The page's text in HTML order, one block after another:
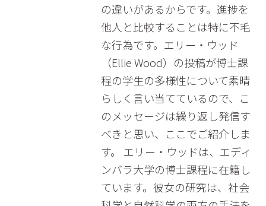
の違いがあるからです。進捗を
他人と比較することは特に不毛
な行為です。エリー・ウッド
（Ellie Wood）の投稿が博士課
程の学生の多様性について素晴
らしく言い当てているので、こ
のメッセージは繰り返し発信す
べきと思い、ここでご紹介しま
す。 エリー・ウッドは、エディ
ンバラ大学の博士課程に在籍し
ています。彼女の研究は、社会